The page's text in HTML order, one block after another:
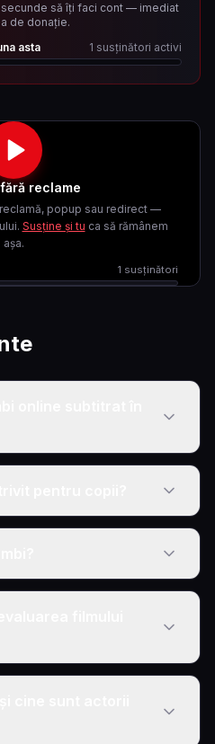
să îți faci cont — imediat
de donație.
asta 1 susținători activi
reclame
popup sau redirect —
Susține și tu ca să rămânem
așa.
1 susținători